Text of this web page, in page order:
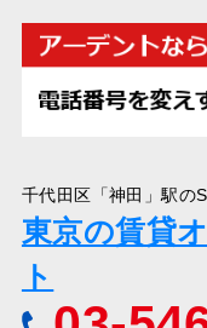
千代田区「神田」駅の
東京の賃貸
ト